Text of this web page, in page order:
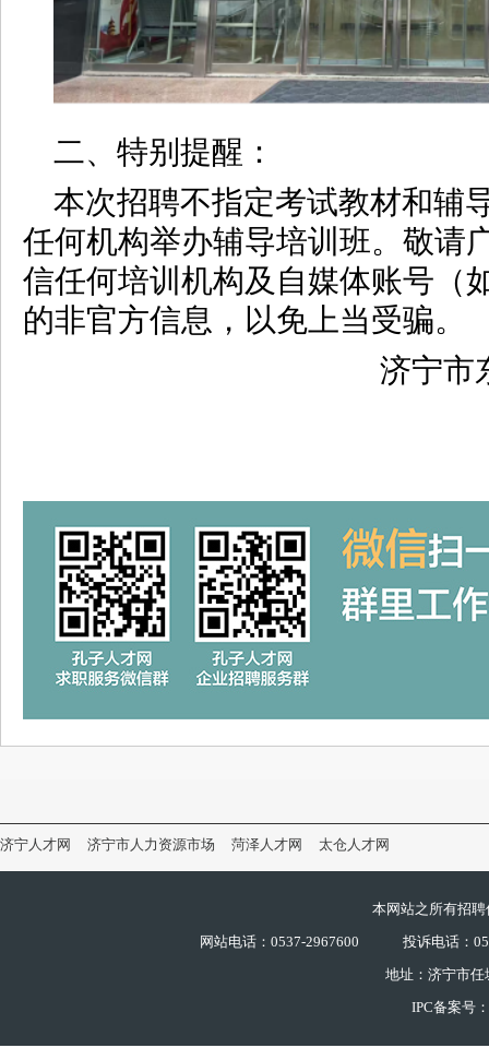
二、特别提醒：
本次招聘不指定考试教材和辅
任何机构举办辅导培训班。敬请
信任何培训机构及自媒体账号（
的非官方信息，以免上当受骗。
济宁市
济宁人才网 济宁市人力资源市场 菏泽人才网 太仓人才网
本网站之所有招
网站电话：0537-2967600
投诉电话：
地址：济宁市任
IPC备案号